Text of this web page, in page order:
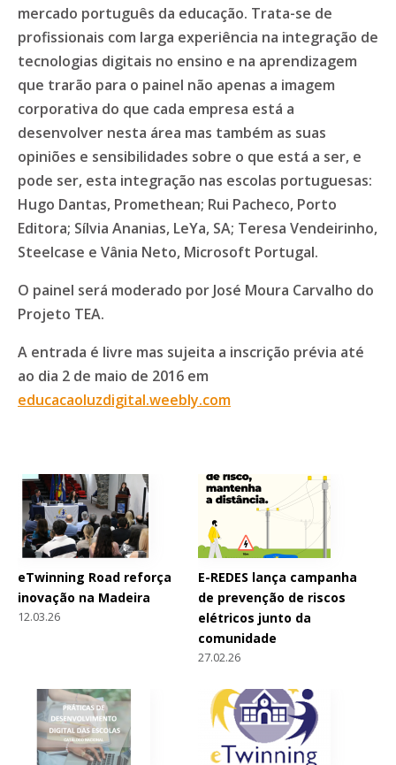
mercado português da educação. Trata-se de
profissionais com larga experiência na integração de
tecnologias digitais no ensino e na aprendizagem
que trarão para o painel não apenas a imagem
corporativa do que cada empresa está a
desenvolver nesta área mas também as suas
opiniões e sensibilidades sobre o que está a ser, e
pode ser, esta integração nas escolas portuguesas:
Hugo Dantas, Promethean; Rui Pacheco, Porto
Editora; Sílvia Ananias, LeYa, SA; Teresa Vendeirinho,
Steelcase e Vânia Neto, Microsoft Portugal.
O painel será moderado por José Moura Carvalho do
Projeto TEA.
A entrada é livre mas sujeita a inscrição prévia até
ao dia 2 de maio de 2016 em
educacaoluzdigital.weebly.com
eTwinning Road reforça
inovação na Madeira
12.03.26
E-REDES lança campanha
de prevenção de riscos
elétricos junto da
comunidade
27.02.26